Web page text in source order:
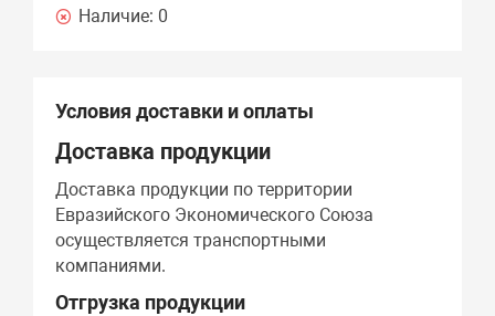
Наличие: 0
Условия доставки и оплаты
Доставка продукции
Доставка продукции по территории
Евразийского Экономического Союза
осуществляется транспортными
компаниями.
Отгрузка продукции